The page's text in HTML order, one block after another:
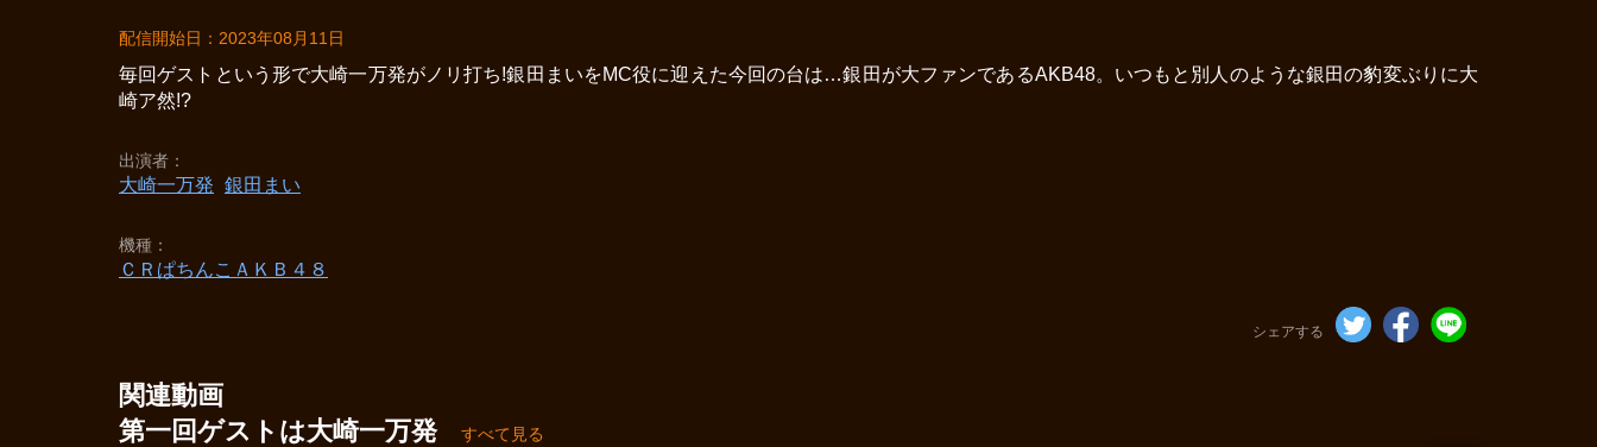
配信開始日：2023年08月11日
毎回ゲストという形で大崎一万発がノリ打ち!銀田まいをMC役に迎えた今回の台は…銀田が大ファンであるAKB48。いつもと別人のような銀田の豹変ぶりに大
崎ア然!?
出演者
大崎一万発 銀田まい
機種
ＣＲぱちんこＡＫＢ４８
シェアする
関連動画
第一回ゲストは大崎一万発
すべて見る